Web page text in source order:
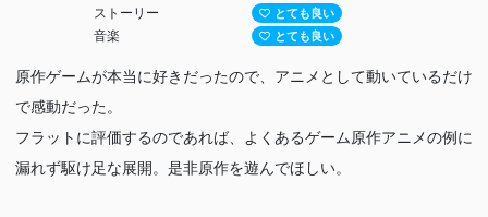
ストーリー とても良い
音楽 とても良い
原作ゲームが本当に好きだったので、アニメとして動いているだけ
で感動だった。
フラットに評価するのであれば、よくあるゲーム原作アニメの例に
漏れず駆け足な展開。是非原作を遊んでほしい。